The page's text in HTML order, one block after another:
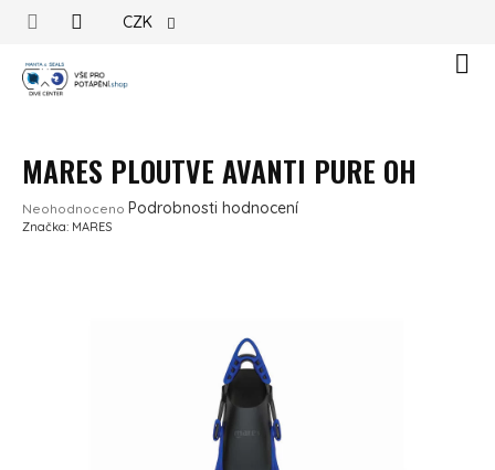
CZK
MARES PLOUTVE AVANTI PURE OH
Průměrné hodnocení produktu je 0,0 z 5 hvězdiček.
Neohodnoceno Podrobnosti hodnocení
Značka: MARES